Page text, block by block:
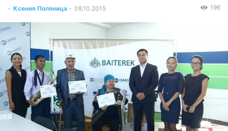
- Ксения Поляница - 08.10.2015 196